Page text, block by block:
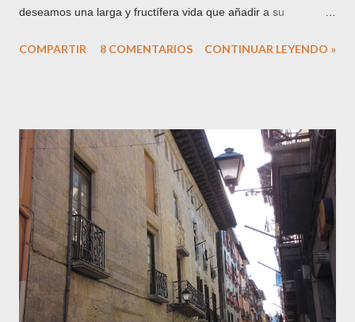
deseamos una larga y fructífera vida que añadir a su
fecha, tras el derribo de parte de las instalaciones. Con este
actualidad por su actividad gastronómica (mercado y ferias,
alubias, chuleta, repostería, ...) . Podría autotitularse ahora
como "villa pastelera", dicho sea de paso, con todos mis
respetos a la exitosa y muy loable labor de los laureados
confiteros locales. Hemos pasado de ser una ciudad industrial
a una ciudad de servicios. ¿Mejor, peor? El tiempo lo dirá,
pero sí que hay que reconocer que es un caso único y aislado
en nuestro entorno guip...
COMPARTIR 8 COMENTARIOS CONTINUAR LEYENDO »